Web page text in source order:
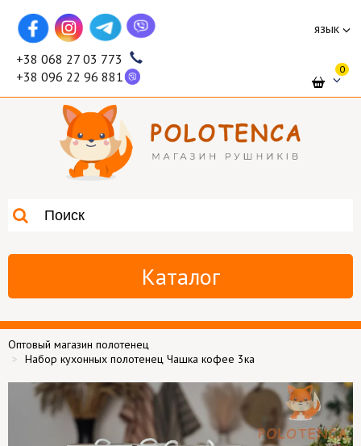
язык
+38 068 27 03 773
+38 096 22 96 881
0
Каталог
Оптовый магазин полотенец
Набор кухонных полотенец Чашка кофее 3ка